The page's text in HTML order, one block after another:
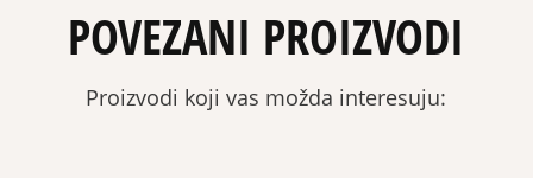
POVEZANI PROIZVODI
Proizvodi koji vas možda interesuju: